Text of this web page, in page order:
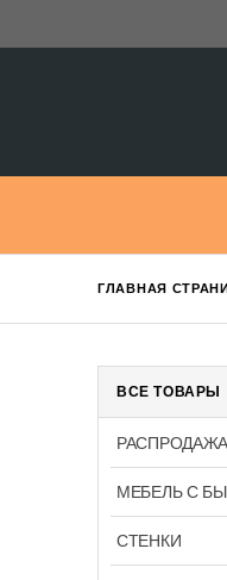
ГЛАВНАЯ
ВСЕ ТОВАРЫ
МЕБЕЛЬ С
СТЕНКИ